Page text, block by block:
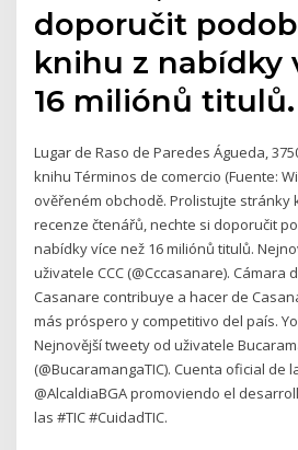
doporučit
knihu z nabídky
16 miliónů titulů.
Lugar de Raso de Paredes Águeda,
knihu Términos de comercio (Fuente:
ověřeném obchodě. Prolistujte stránky
recenze čtenářů, nechte si doporučit
nabídky více než 16 miliónů titulů.
uživatele CCC (@Cccasanare). Cámara
Casanare contribuye a hacer de
más próspero y competitivo del país.
Nejnovější tweety od uživatele
(@BucaramangaTIC). Cuenta oficial de
@AlcaldiaBGA promoviendo el
las #TIC #CuidadTIC.